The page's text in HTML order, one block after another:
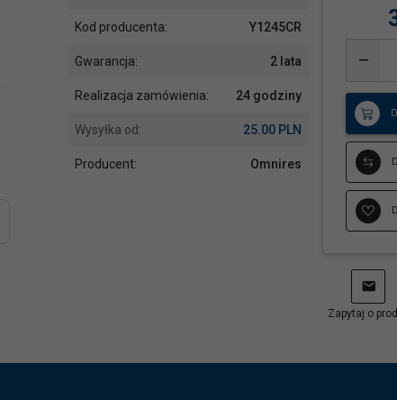
Kod producenta: Y1245CR
Gwarancja: 2 lata
Realizacja zamówienia: 24 godziny
Wysyłka od: 25.00 PLN
Producent: Omnires
Zapytaj o